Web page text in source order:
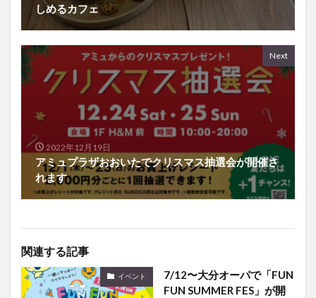
しめるカフェ
Next
2022年12月19日
アミュプラザおおいたでクリスマス抽選会が開催さ
れます
関連する記事
イベント
7/12〜大分オーパで「FUN
FUN SUMMER FES」が開